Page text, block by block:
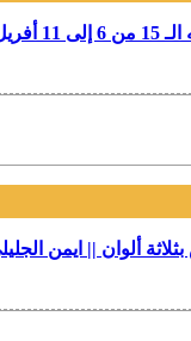
جليلي
ألوان || ايمن